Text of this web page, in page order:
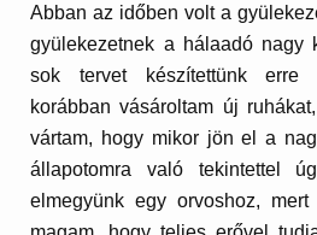
Abban az időben volt a
gyülekezetnek a hálaadó nagy
sok tervet készítettünk erre
korábban vásároltam új
vártam, hogy mikor jön el a
állapotomra való tekintettel
elmegyünk egy orvoshoz,